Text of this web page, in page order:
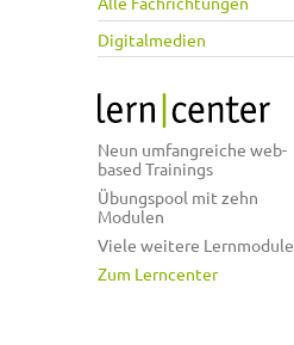
Digitalmedien
Neun umfangreiche web-
based Trainings
Übungspool mit zehn
Modulen
Viele weitere Lernmodule
Zum Lerncenter